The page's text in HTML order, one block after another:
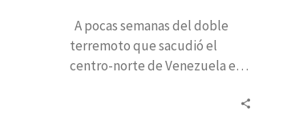
A pocas semanas del doble
terremoto que sacudió el
centro-norte de Venezuela el